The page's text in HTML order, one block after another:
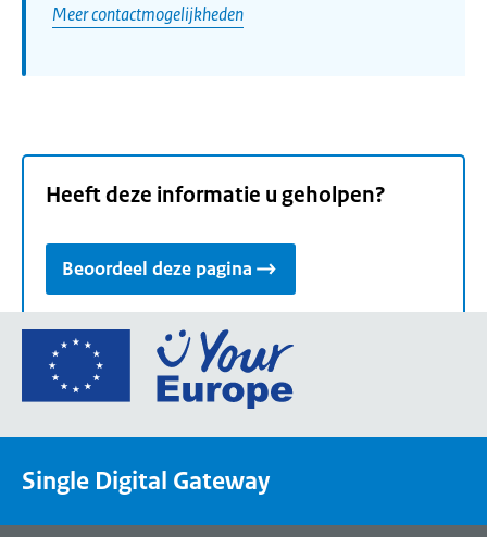
Meer contactmogelijkheden
Heeft deze informatie u geholpen?
Beoordeel deze pagina
Ga
de
een
Single Digital Gateway